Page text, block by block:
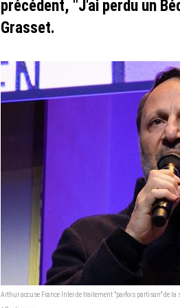
précédent, "J'ai perdu un
Grasset.
Arthur accuse France Inter de traitement "parfois partisan" de